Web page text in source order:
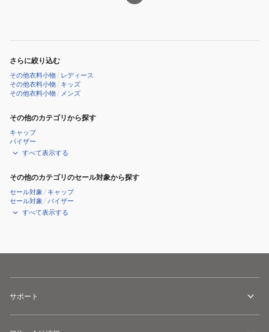
タ
ル
ロ
サ
ゼ
ル
ス・
ジ
ャ
ー
さらに絞り込む
その他衣料小物/ レディース
その他衣料小物/ キッズ
その他衣料小物/ メンズ
その他のカテゴリから探す
キャップ
バイザー
すべて表示する
その他のカテゴリのセール対象から探す
セール対象 / キャップ
セール対象 /バイザー
すべて表示する
サポート